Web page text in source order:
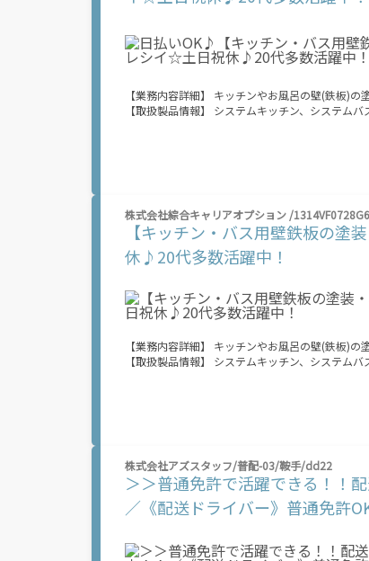
心配...」 そんなお悩み、Amazon Flexで解決しませんか？ 少しでもご興味がある方は、お気軽にご登録ください！ この募集はAmazonで
の雇用ではなく、個人事業主の方への業務委託で
の業務に要する費用など）はすべて自己負担となり
【業務内容詳細】 キッチンやお風呂の壁(鉄板)
【取扱製品情報】 システムキッチン、システムバス 明るすぎたり奇抜過ぎなければヘアカラーOK！ 20代が多数活躍中！ 社会人経験
業は月20時間以上あります♪ ≪週休2日制≫ 週
り奇抜でなければOKです！ (規定有) ≪ラクラ
いことにチャレンジするのは不安だけど、しっ
万円！ 業界トップクラス！ 当社では働くあなた
は所得税がかかります。 ※規定・支払条件有 ＼友人紹介で特典をGET★／ ⇒紹介した方に 【10万円】 、された方に 【5万円】 をプレゼ
ント！ 期間限定で金額増加キャンペーン中！ お友だちを誘っておこづ
8/8(土) ～ 8/12(水) ■9:00～18:00 8/13（木）～ 8/16（日） 夏季休業期間のため、電話での応募受付はお休みです。 WEB応募は24ｈ受
株式会社綜合キャリアオプション /
【キッチン・バス用壁鉄板の
休♪20代多数活躍中！
【業務内容詳細】 キッチンやお風呂の壁(鉄板)
【取扱製品情報】 システムキッチン、システムバス 明るすぎたり奇抜過ぎなければヘアカラーOK！ 20代が多数活躍中！ 社会人経験
業は月20時間以上あります♪ ≪週休2日制≫ 週
り奇抜でなければOKです！ (規定有) ≪ラクラ
いことにチャレンジするのは不安だけど、しっ
万円！ 業界トップクラス！ 当社では働くあなた
は所得税がかかります。 ※規定・支払条件有 ＼友人紹介で特典をGET★／ ⇒紹介した方に 【10万円】 、された方に 【5万円】 をプレゼ
ント！ 期間限定で金額増加キャンペーン中！ お友だちを誘っておこづ
8/8(土) ～ 8/12(水) ■9:00～18:00 8/13（木）～ 8/16（日） 夏季休業期間のため、電話での応募受付はお休みです。 WEB応募は24ｈ受
株式会社アズスタッフ/普配-03/鞍手/dd22
＞＞普通免許で活躍できる！！
／《配送ドライバー》普通免許